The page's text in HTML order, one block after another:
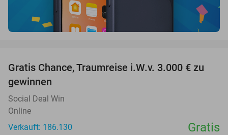
Gratis Chance, Traumreise i.W.v. 3.000 € zu
gewinnen
Social Deal Win
Online
Verkauft: 186.130
Gratis